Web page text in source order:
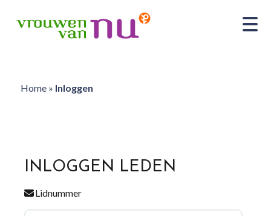
Home» Inloggen
INLOGGEN LEDEN
Lidnummer